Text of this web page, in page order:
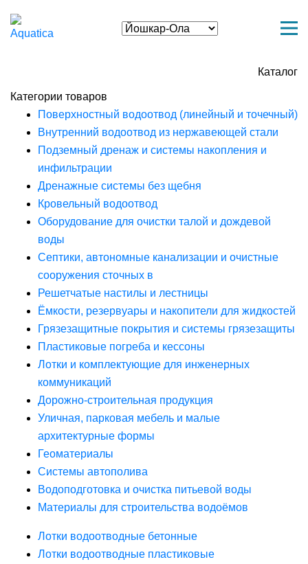
Каталог
Категории товаров
Поверхностный водоотвод (линейный и точечный)
Внутренний водоотвод из нержавеющей стали
Подземный дренаж и системы накопления и
инфильтрации
Дренажные системы без щебня
Кровельный водоотвод
Оборудование для очистки талой и дождевой
воды
Септики, автономные канализации и очистные
сооружения сточных в
Решетчатые настилы и лестницы
Ёмкости, резервуары и накопители для жидкостей
Грязезащитные покрытия и системы грязезащиты
Пластиковые погреба и кессоны
Лотки и комплектующие для инженерных
коммуникаций
Дорожно-строительная продукция
Уличная, парковая мебель и малые
архитектурные формы
Геоматериалы
Системы автополива
Водоподготовка и очистка питьевой воды
Материалы для строительства водоёмов
Лотки водоотводные бетонные
Лотки водоотводные пластиковые